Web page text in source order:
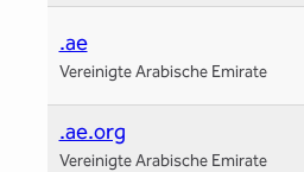
.ae
Vereinigte Arabische Emirate
.ae.org
Vereinigte Arabische Emirate